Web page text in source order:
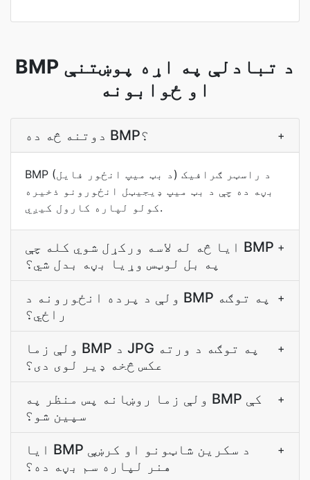
BMP د تبادلې په اړه پوښتنې
او ځوابونه
دوتنه څه ده BMP؟ +
BMP (د بټ میپ انځور فایل) د راسټر ګرافیک
بڼه ده چې د بټ میپ ډیجیټل انځورونو ذخیره
کولو لپاره کارول کیږي.
ایا څه له لاسه ورکړل شوي کله چې BMP
په بل لوټس وړیا بڼه بدل شي؟
+
ولې د پرده انځورونه د BMP په توګه
راځي؟
+
ولې زما BMP د JPG په توګه د ورته
عکس څخه ډیر لوی دی؟
+
ولې زما روښانه پس منظر په BMP کې
سپین شو؟
+
ایا BMP د سکرین شاټونو او کرښې
هنر لپاره سم بڼه ده؟
+